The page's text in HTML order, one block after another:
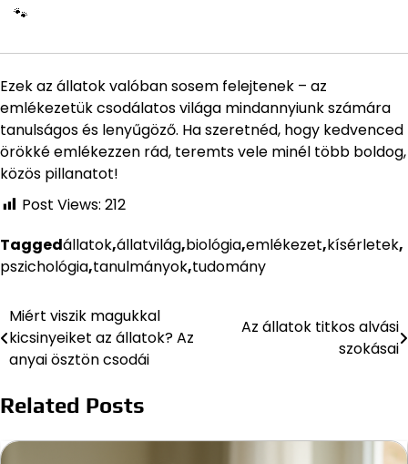
🐾
Ezek az állatok valóban sosem felejtenek – az
emlékezetük csodálatos világa mindannyiunk számára
tanulságos és lenyűgöző. Ha szeretnéd, hogy kedvenced
örökké emlékezzen rád, teremts vele minél több boldog,
közös pillanatot!
Post Views: 212
Taggedállatok,állatvilág,biológia,emlékezet,kísérletek,
pszichológia,tanulmányok,tudomány
Bejegyzés
navigáció
Miért viszik magukkal
kicsinyeiket az állatok? Az
anyai ösztön csodái
Az állatok titkos alvási
szokásai
Related Posts